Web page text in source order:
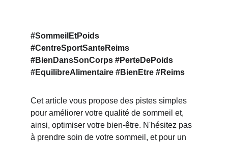
#SommeilEtPoids
#CentreSportSanteReims
#BienDansSonCorps #PerteDePoids
#EquilibreAlimentaire #BienEtre #Reims
Cet article vous propose des pistes simples
pour améliorer votre qualité de sommeil et,
ainsi, optimiser votre bien-être. N'hésitez pas
à prendre soin de votre sommeil, et pour un